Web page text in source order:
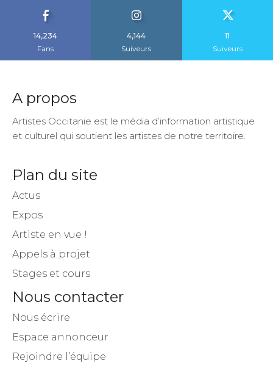
14,234
Fans
4,144
Suiveurs
11
Suiveurs
A propos
Artistes Occitanie est le média d’information artistique
et culturel qui soutient les artistes de notre territoire.
Plan du site
Actus
Expos
Artiste en vue !
Appels à projet
Stages et cours
Nous contacter
Nous écrire
Espace annonceur
Rejoindre l’équipe